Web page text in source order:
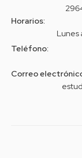
Horarios:
Lunes
Teléfono:
Correo